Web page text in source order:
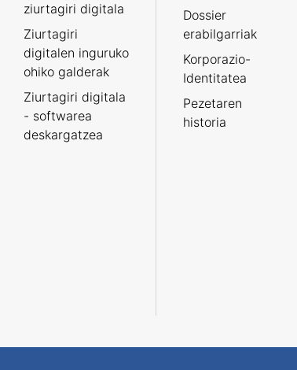
ziurtagiri digitala
Ziurtagiri
digitalen inguruko
ohiko galderak
Ziurtagiri digitala
- softwarea
deskargatzea
Dossier
erabilgarriak
Korporazio-
Identitatea
Pezetaren
historia